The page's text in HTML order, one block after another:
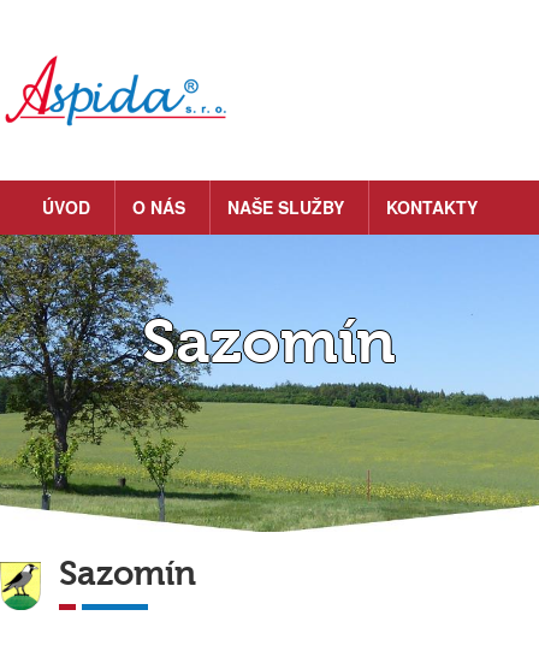
ÚVOD O NÁS NAŠE SLUŽBY KONTAKTY
Sazomín
Sazomín